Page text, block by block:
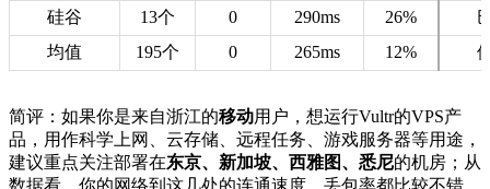
硅谷 13个 0 290ms 26%
均值
195个 0 265ms 12%
简评：如果你是来自浙江的移动用户，想运行Vultr的VPS产
品，用作科学上网、云存储、远程任务、游戏服务器等用途，
建议重点关注部署在东京、新加坡、西雅图、悉尼的机房；从